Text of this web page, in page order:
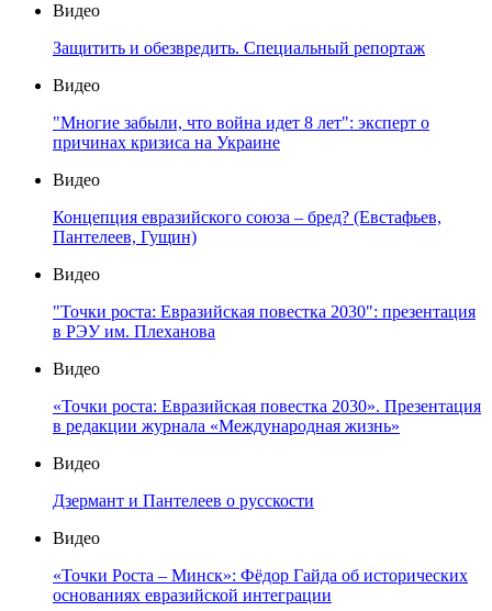
Видео
Защитить и обезвредить. Специальный репортаж
Видео
"Многие забыли, что война идет 8 лет": эксперт о
причинах кризиса на Украине
Видео
Концепция евразийского союза – бред? (Евстафьев,
Пантелеев, Гущин)
Видео
"Точки роста: Евразийская повестка 2030": презентация
в РЭУ им. Плеханова
Видео
«Точки роста: Евразийская повестка 2030». Презентация
в редакции журнала «Международная жизнь»
Видео
Дзермант и Пантелеев о русскости
Видео
«Точки Роста – Минск»: Фёдор Гайда об исторических
основаниях евразийской интеграции